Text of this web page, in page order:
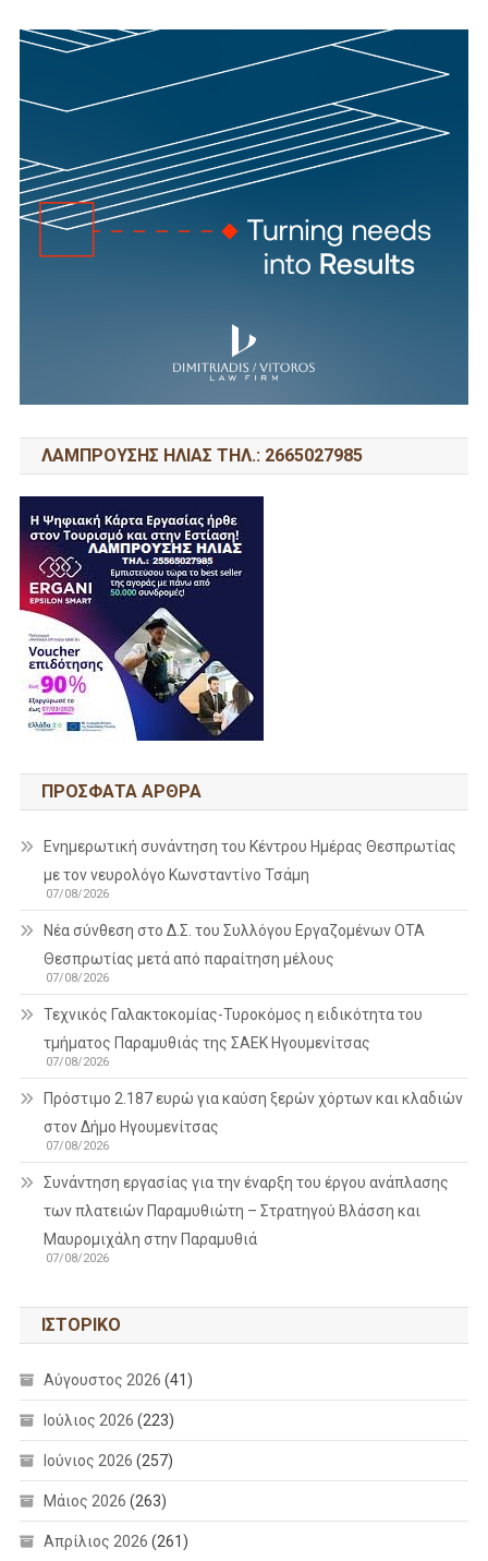
ΛΑΜΠΡΟΥΣΗΣ ΗΛΙΑΣ ΤΗΛ.: 2665027985
ΠΡΌΣΦΑΤΑ ΆΡΘΡΑ
Ενημερωτική συνάντηση του Κέντρου Ημέρας Θεσπρωτίας
με τον νευρολόγο Κωνσταντίνο Τσάμη
07/08/2026
Νέα σύνθεση στο Δ.Σ. του Συλλόγου Εργαζομένων ΟΤΑ
Θεσπρωτίας μετά από παραίτηση μέλους
07/08/2026
Τεχνικός Γαλακτοκομίας-Τυροκόμος η ειδικότητα του
τμήματος Παραμυθιάς της ΣΑΕΚ Ηγουμενίτσας
07/08/2026
Πρόστιμο 2.187 ευρώ για καύση ξερών χόρτων και κλαδιών
στον Δήμο Ηγουμενίτσας
07/08/2026
Συνάντηση εργασίας για την έναρξη του έργου ανάπλασης
των πλατειών Παραμυθιώτη – Στρατηγού Βλάσση και
Μαυρομιχάλη στην Παραμυθιά
07/08/2026
ΙΣΤΟΡΙΚΌ
Αύγουστος 2026 (41)
Ιούλιος 2026 (223)
Ιούνιος 2026 (257)
Μάιος 2026 (263)
Απρίλιος 2026 (261)